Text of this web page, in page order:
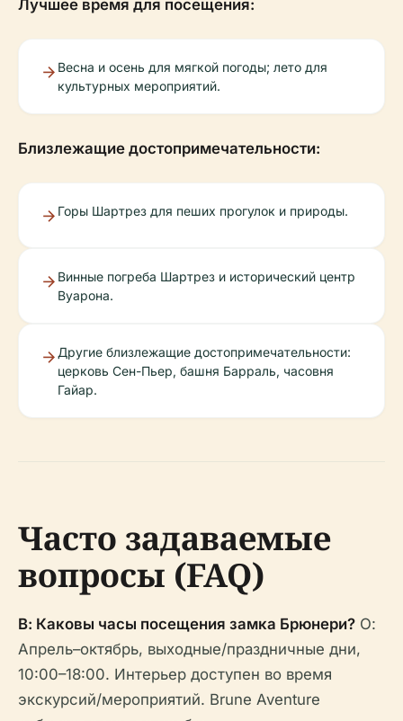
Лучшее время для посещения:
Весна и осень для мягкой погоды; лето для
культурных мероприятий.
Близлежащие достопримечательности:
Горы Шартрез для пеших прогулок и природы.
Винные погреба Шартрез и исторический центр
Вуарона.
Другие близлежащие достопримечательности:
церковь Сен-Пьер, башня Барраль, часовня
Гайар.
Часто задаваемые
вопросы (FAQ)
В: Каковы часы посещения замка Брюнери? О:
Апрель–октябрь, выходные/праздничные дни,
10:00–18:00. Интерьер доступен во время
экскурсий/мероприятий. Brune Aventure